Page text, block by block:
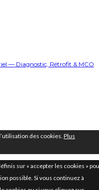
— Diagnostic, Rétrofit & MCO
des cookies. Plus
sur « accepter les cookies »
possible. Si vous continuez à